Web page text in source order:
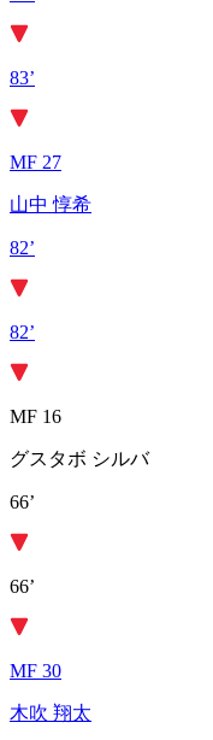
83’
MF 27
山中 惇希
82’
82’
MF 16
グスタボ シルバ
66’
66’
MF 30
木吹 翔太